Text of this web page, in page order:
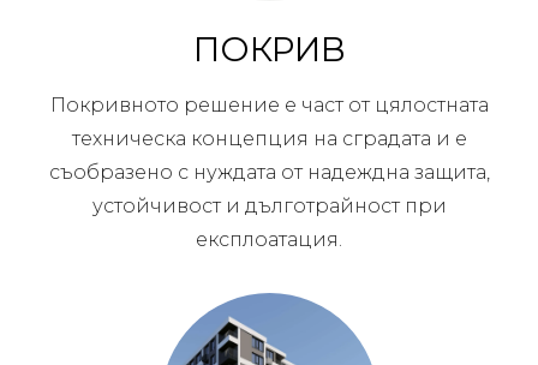
ПОКРИВ
Покривното решение е част от цялостната
техническа концепция на сградата и е
съобразено с нуждата от надеждна защита,
устойчивост и дълготрайност при
експлоатация.